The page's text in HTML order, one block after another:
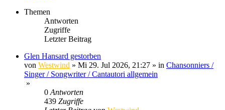
Themen
Antworten
Zugriffe
Letzter Beitrag
Glen Hansard gestorben
von Westwind » Mi 29. Jul 2026, 21:27 » in Chansonniers /
Singer / Songwriter / Cantautori allgemein
»
0Antworten
439 Zugriffe